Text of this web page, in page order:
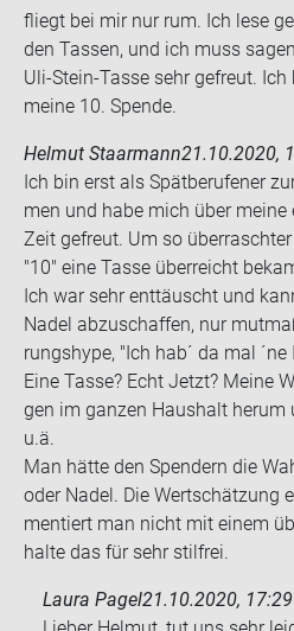
fliegt bei mir nur rum. Ich lese
den Tas­sen, und ich muss
Uli-​Stein-Tasse sehr ge­freut.
meine 10. Spen­de.
Helmut Staarmann21.10.2020,
Ich bin erst als Spät­be­ru­fe­ner
men und habe mich über meine
Zeit ge­freut. Um so
"10" eine Tasse über­reicht
Ich war sehr ent­täuscht und
Nadel ab­zu­schaf­fen, nur
rungs­hype, "Ich hab´ da mal ´ne
Eine Tasse? Echt Jetzt? Meine
gen im gan­zen Haus­halt herum
u.ä.
Man hätte den Spen­dern die
oder Nadel. Die Wert­schät­zung
men­tiert man nicht mit einem
halte das für sehr stilfrei.
Laura Pagel21.10.2020,